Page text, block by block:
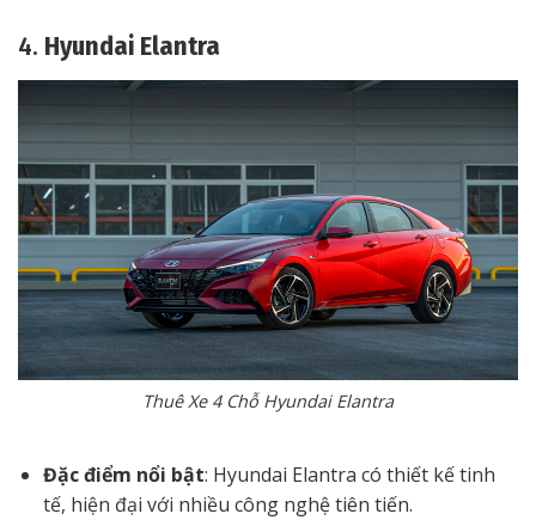
4. Hyundai Elantra
Thuê Xe 4 Chỗ Hyundai Elantra
Đặc điểm nổi bật: Hyundai Elantra có thiết kế tinh
tế, hiện đại với nhiều công nghệ tiên tiến.